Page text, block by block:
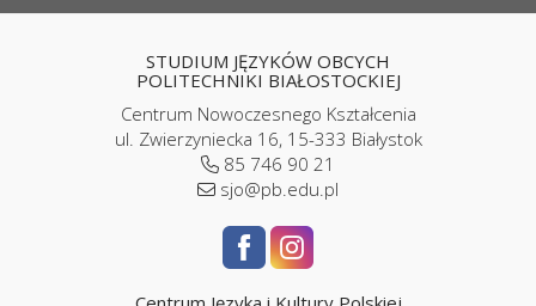
STUDIUM JĘZYKÓW OBCYCH
POLITECHNIKI BIAŁOSTOCKIEJ
Centrum Nowoczesnego Kształcenia
ul. Zwierzyniecka 16, 15-333 Białystok
85 746 90 21
sjo@pb.edu.pl